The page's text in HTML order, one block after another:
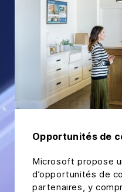
Opportunités de
Microsoft propose
d’opportunités de
partenaires, y